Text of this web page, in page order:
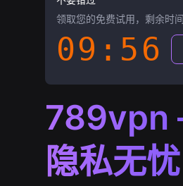
领取您的免费试用，剩余时间
09:55
789vpn
隐私无忧